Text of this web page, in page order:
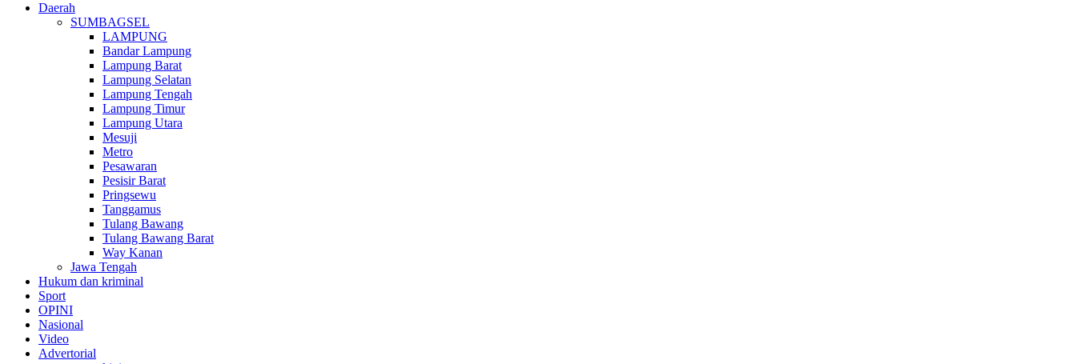
Daerah
SUMBAGSEL
LAMPUNG
Bandar Lampung
Lampung Barat
Lampung Selatan
Lampung Tengah
Lampung Timur
Lampung Utara
Mesuji
Metro
Pesawaran
Pesisir Barat
Pringsewu
Tanggamus
Tulang Bawang
Tulang Bawang Barat
Way Kanan
Jawa Tengah
Hukum dan kriminal
Sport
OPINI
Nasional
Video
Advertorial